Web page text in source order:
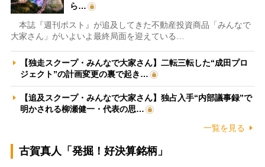
ら…
本誌『週刊ポスト』が追及してきた不動産投資商品「みんなで
大家さん」がいよいよ最終局面を迎えている…
【独走スクープ・みんなで大家さん】二転三転した“成田プロ
ジェクト”の計画変更の裏で起き…
【追及スクープ・みんなで大家さん】独占入手“内部議事録”で
明かされる柳瀬健一・代表の思…
一覧を見る
古賀真人「発掘！好決算銘柄」